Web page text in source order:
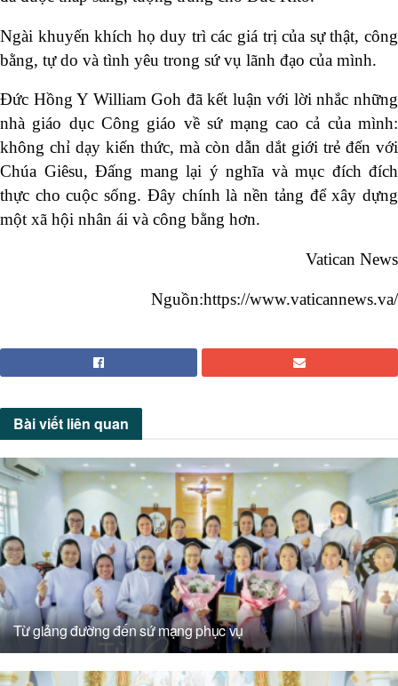
Ngài khuyến khích họ duy trì các giá trị của sự thật, công
bằng, tự do và tình yêu trong sứ vụ lãnh đạo của mình.
Đức Hồng Y William Goh đã kết luận với lời nhắc những
nhà giáo dục Công giáo về sứ mạng cao cả của mình:
không chỉ dạy kiến thức, mà còn dẫn dắt giới trẻ đến với
Chúa Giêsu, Đấng mang lại ý nghĩa và mục đích đích
thực cho cuộc sống. Đây chính là nền tảng để xây dựng
một xã hội nhân ái và công bằng hơn.
Vatican News
Nguồn:https://www.vaticannews.va/
Bài viết liên quan
Từ giảng đường đến sứ mạng phục vụ